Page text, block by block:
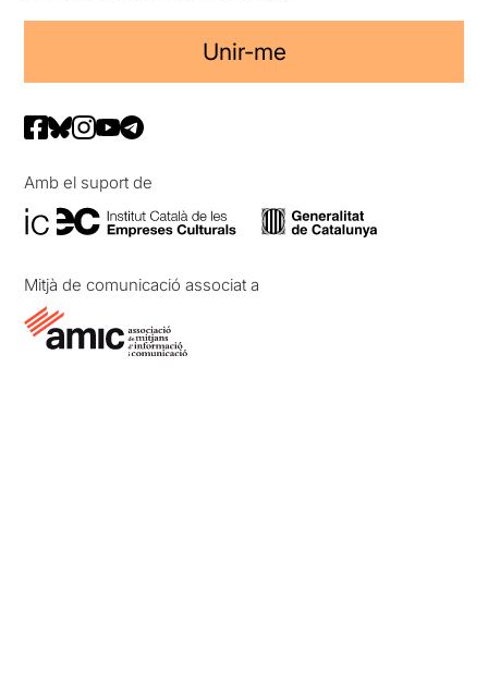
Unir-me
Amb el suport de
Mitjà de comunicació associat a